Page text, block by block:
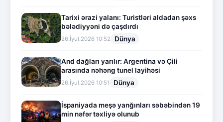
Tarixi ərazi yalanı: Turistləri aldadan şəxs
bələdiyyəni də çaşdırdı
26.İyul.2026 10:52 Dünya
And dağları yarılır: Argentina və Çili
arasında nəhəng tunel layihəsi
26.İyul.2026 10:51 Dünya
İspaniyada meşə yanğınları səbəbindən 19
min nəfər təxliyə olunub